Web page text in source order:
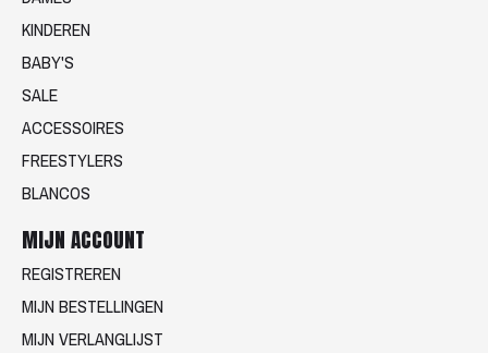
KINDEREN
BABY'S
SALE
ACCESSOIRES
FREESTYLERS
BLANCOS
MIJN ACCOUNT
REGISTREREN
MIJN BESTELLINGEN
MIJN VERLANGLIJST